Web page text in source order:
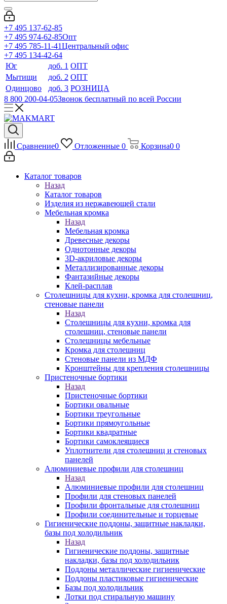
+7 495 137-62-85
+7 495 974-62-85Опт
+7 495 785-11-41Центральный офис
+7 495 134-42-64
Юг
доб. 1 ОПТ
Мытищи
доб. 2 ОПТ
Одинцово
доб. 3 РОЗНИЦА
8 800 200-04-05Звонок бесплатный по всей России
Сравнение0 Отложенные 0 Корзина0 0
Каталог товаров
Назад
Каталог товаров
Изделия из нержавеющей стали
Мебельная кромка
Назад
Мебельная кромка
Древесные декоры
Однотонные декоры
3D-акриловые декоры
Металлизированные декоры
Фантазийные декоры
Клей-расплав
Столешницы для кухни, кромка для столешниц,
стеновые панели
Назад
Столешницы для кухни, кромка для
столешниц, стеновые панели
Столешницы мебельные
Кромка для столешниц
Стеновые панели из МДФ
Кронштейны для крепления столешницы
Пристеночные бортики
Назад
Пристеночные бортики
Бортики овальные
Бортики треугольные
Бортики прямоугольные
Бортики квадратные
Бортики самоклеящиеся
Уплотнители для столешниц и стеновых
панелей
Алюминиевые профили для столешниц
Назад
Алюминиевые профили для столешниц
Профили для стеновых панелей
Профили фронтальные для столешниц
Профили соединительные и торцевые
Гигиенические поддоны, защитные накладки,
базы под холодильник
Назад
Гигиенические поддоны, защитные
накладки, базы под холодильник
Поддоны металлические гигиенические
Поддоны пластиковые гигиенические
Базы под холодильник
Лотки под стиральную машину